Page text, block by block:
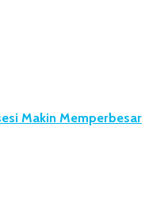
Makin Memperbesar